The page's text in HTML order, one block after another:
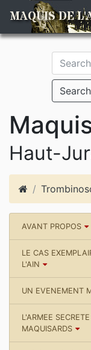
MAQUIS DE
Search
Haut-
AVANT PROPOS
LE CAS
L'AIN
UN EVENEMENT
L'ARMEE
MAQUISARDS